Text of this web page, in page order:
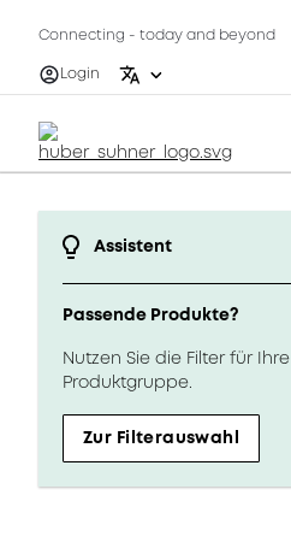
Connecting - today and beyond
Login
Assistent
Passende Produkte?
Nutzen Sie die Filter für Ihre
Produktgruppe.
Zur Filterauswahl